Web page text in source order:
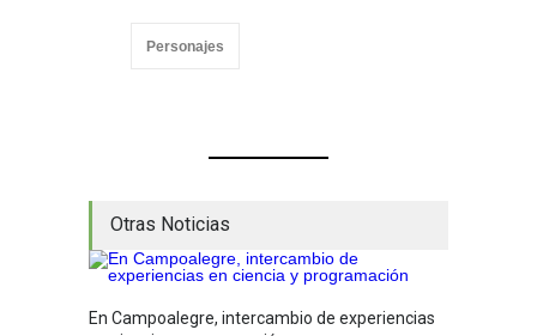
Personajes
Otras Noticias
En Campoalegre, intercambio de experiencias